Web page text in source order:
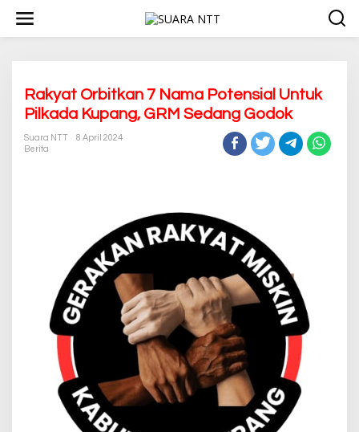
w
Rakyat Orbitkan 7 Nama Potensial Untuk
Pilkada Kupang, GRM Sedang Godok
Suara NTT
8 April 2024
Berita